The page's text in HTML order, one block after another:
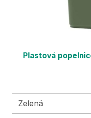
Plastová
Zelená